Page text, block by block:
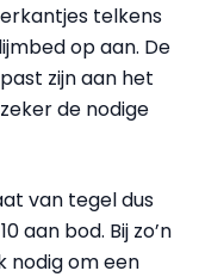
telkens
op aan. De
zijn aan het
de nodige
van tegel dus
aan bod. Bij zo’n
nodig om een